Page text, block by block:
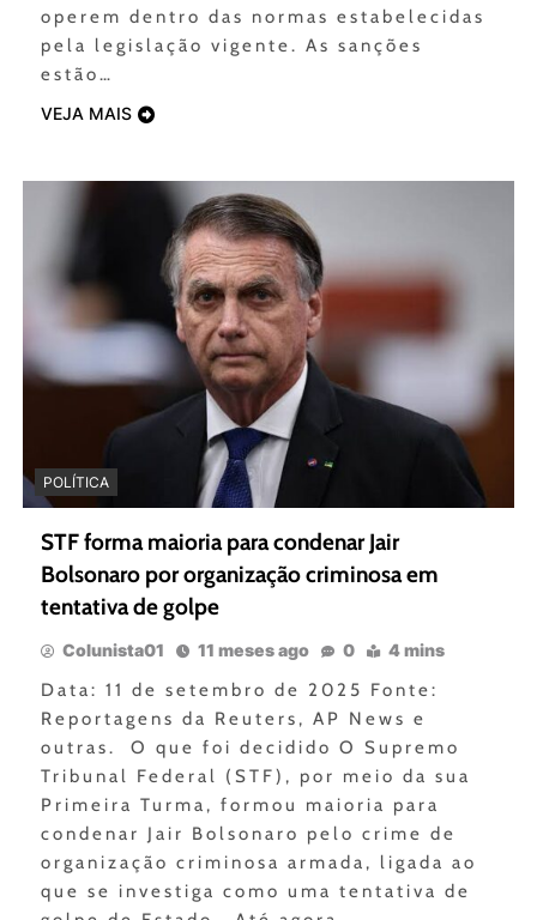
operem dentro das normas estabelecidas
pela legislação vigente. As sanções
estão…
VEJA MAIS
POLÍTICA
STF forma maioria para condenar Jair
Bolsonaro por organização criminosa em
tentativa de golpe
Colunista01 11 meses ago 0 4 mins
Data: 11 de setembro de 2025 Fonte:
Reportagens da Reuters, AP News e
outras. O que foi decidido O Supremo
Tribunal Federal (STF), por meio da sua
Primeira Turma, formou maioria para
condenar Jair Bolsonaro pelo crime de
organização criminosa armada, ligada ao
que se investiga como uma tentativa de